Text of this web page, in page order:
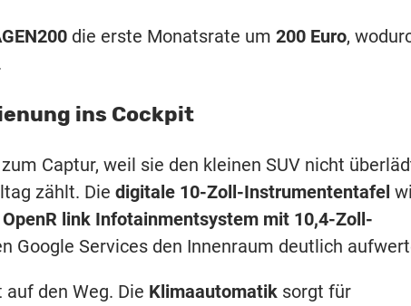
die erste Monatsrate um 200 Euro,
ins Cockpit
Captur, weil sie den kleinen SUV nicht
zählt. Die digitale 10-Zoll-Instrumententafel
OpenR link Infotainmentsystem mit 10,4-Zoll-
Google Services den Innenraum deutlich
den Weg. Die Klimaautomatik sorgt für